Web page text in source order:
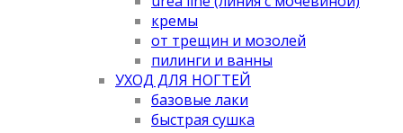
кремы
от трещин и мозолей
пилинги и ванны
УХОД ДЛЯ НОГТЕЙ
базовые лаки
быстрая сушка